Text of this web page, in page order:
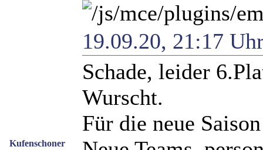
Kufenschoner
19.09.20, 21:17
Schade, leider
Wurscht.
Für die neue